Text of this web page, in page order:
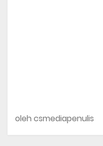
oleh csmediapenulis